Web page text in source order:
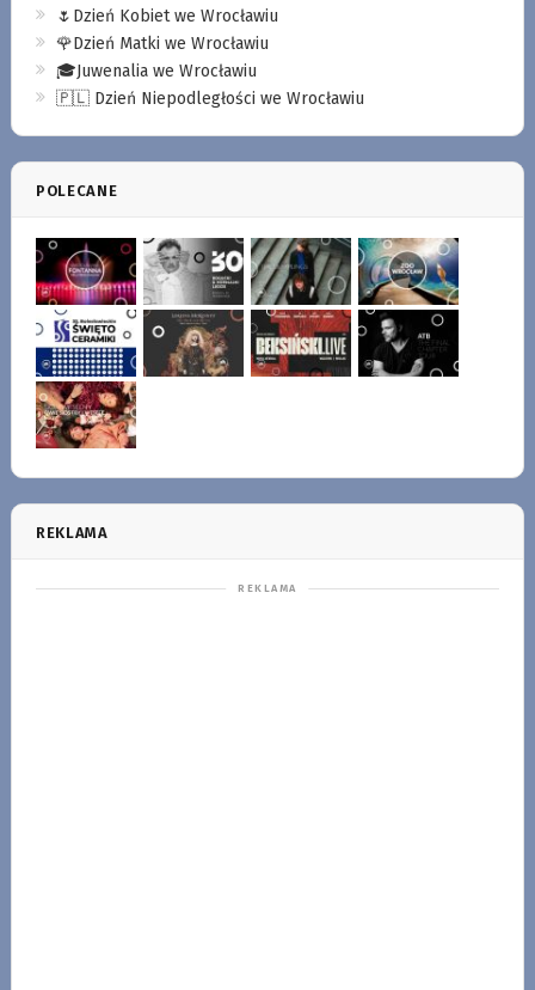
🌷Dzień Kobiet we Wrocławiu
🌹Dzień Matki we Wrocławiu
🎓Juwenalia we Wrocławiu
🇵🇱 Dzień Niepodległości we Wrocławiu
POLECANE
REKLAMA